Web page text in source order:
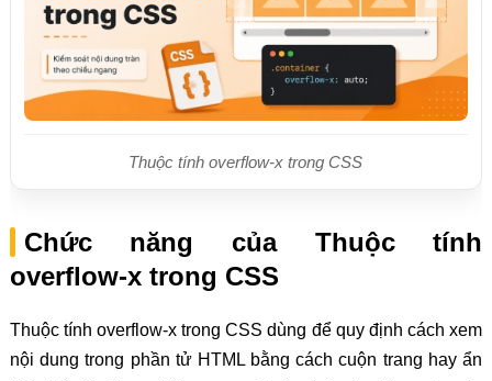
Thuộc tính overflow-x trong CSS
Chức năng của Thuộc tính
overflow-x trong CSS
Thuộc tính overflow-x trong CSS dùng để quy định cách xem
nội dung trong phần tử HTML bằng cách cuộn trang hay ẩn